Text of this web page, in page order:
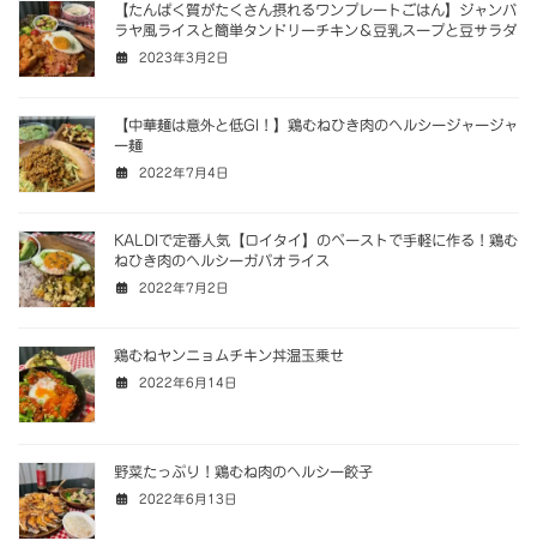
【たんぱく質がたくさん摂れるワンプレートごはん】ジャンバ
ラヤ風ライスと簡単タンドリーチキン＆豆乳スープと豆サラダ
2023年3月2日
【中華麺は意外と低GI！】鶏むねひき肉のヘルシージャージャ
ー麺
2022年7月4日
KALDIで定番人気【ロイタイ】のペーストで手軽に作る！鶏む
ねひき肉のヘルシーガパオライス
2022年7月2日
鶏むねヤンニョムチキン丼温玉乗せ
2022年6月14日
野菜たっぷり！鶏むね肉のヘルシー餃子
2022年6月13日